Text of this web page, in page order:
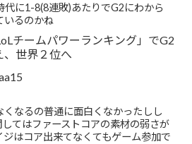
代に1-8(8連敗)あたりでG2にわから
いるのかね
チームパワーランキング」でG2
、世界２位へ
なるの普通に面白くなかったしし
てはファーストコアの素材の弱さが
はコア出来てなくてもゲーム参加で